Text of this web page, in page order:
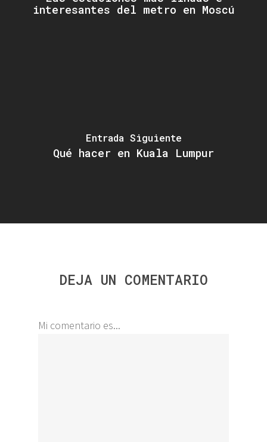
interesantes del metro en Moscú
Entrada Siguiente
Qué hacer en Kuala Lumpur
DEJA UN COMENTARIO
Mi comentario es...